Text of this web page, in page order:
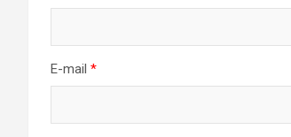
E-mail *